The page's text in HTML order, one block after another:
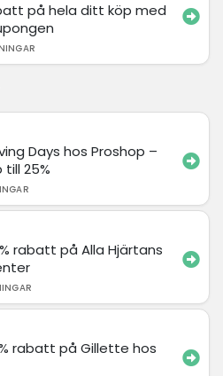
på hela ditt köp med
Days hos Proshop –
25%
rabatt på Alla Hjärtans
rabatt på Gillette hos